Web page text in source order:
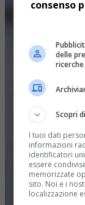
consenso
delle
Scopri
I tuoi dati
informazioni
identificatori
essere
memorizzate
sito. Noi e i
localizzazione